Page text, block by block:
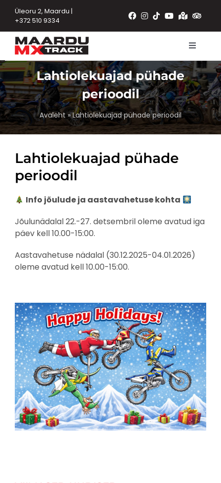
content
Üleoru 2, Maardu |
+372 510 9334
Toggle
Avaleht
Rajad
Tooted
Sündmused
Teated
Lahtiolekuajad pühade
perioodil
Avaleht »Lahtiolekuajad pühade perioodil
Lahtiolekuajad pühade
perioodil
Info jõulude ja aastavahetuse kohta
Jõulunädalal 22.-27. detsembril oleme avatud iga
päev kell 10.00-15:00.
Aastavahetuse nädalal (30.12.2025-04.01.2026)
oleme avatud kell 10.00-15:00.